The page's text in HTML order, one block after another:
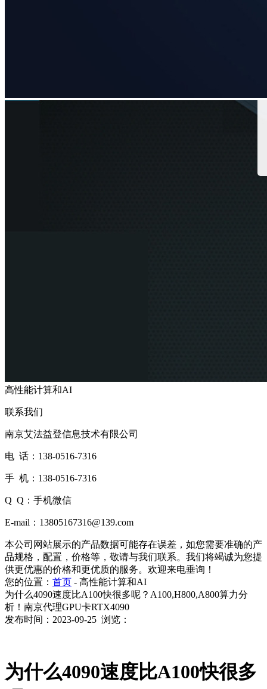
高性能计算和AI
联系我们
南京艾法益登信息技术有限公司
电 话：138-0516-7316
手 机：138-0516-7316
Q Q：手机微信
E-mail：13805167316@139.com
本公司网站展示的产品数据可能存在误差，如您需要准确的产
品规格，配置，价格等，敬请与我们联系。我们将竭诚为您提
供更优惠的价格和更优质的服务。欢迎来电垂询！
您的位置： 首页 - 高性能计算和AI
为什么4090速度比A100快很多呢？A100,H800,A800算力分
析！南京代理GPU卡RTX4090
发布时间：2023-09-25 浏览：
为什么4090速度比A100快很多